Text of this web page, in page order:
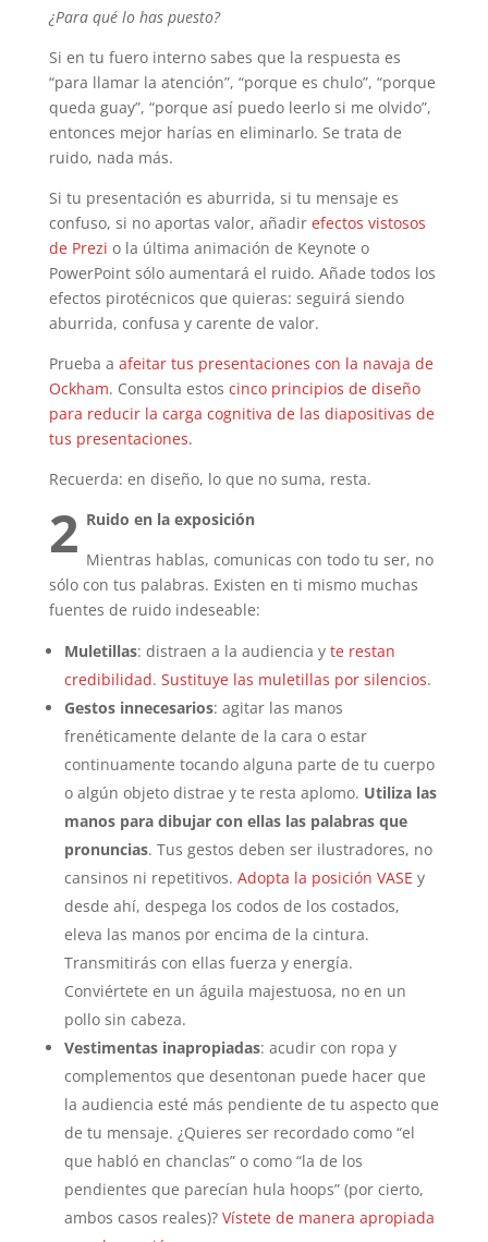
¿Para qué lo has puesto?
Si en tu fuero interno sabes que la respuesta es
“para llamar la atención”, “porque es chulo”, “porque
queda guay”, “porque así puedo leerlo si me olvido”,
entonces mejor harías en eliminarlo. Se trata de
ruido, nada más.
Si tu presentación es aburrida, si tu mensaje es
confuso, si no aportas valor, añadir efectos vistosos
de Prezi o la última animación de Keynote o
PowerPoint sólo aumentará el ruido. Añade todos los
efectos pirotécnicos que quieras: seguirá siendo
aburrida, confusa y carente de valor.
Prueba a afeitar tus presentaciones con la navaja de
Ockham. Consulta estos cinco principios de diseño
para reducir la carga cognitiva de las diapositivas de
tus presentaciones.
Recuerda: en diseño, lo que no suma, resta.
2 Ruido en la exposición
Mientras hablas, comunicas con todo tu ser, no
sólo con tus palabras. Existen en ti mismo muchas
fuentes de ruido indeseable:
Muletillas: distraen a la audiencia y te restan
credibilidad. Sustituye las muletillas por silencios.
Gestos innecesarios: agitar las manos
frenéticamente delante de la cara o estar
continuamente tocando alguna parte de tu cuerpo
o algún objeto distrae y te resta aplomo. Utiliza las
manos para dibujar con ellas las palabras que
pronuncias. Tus gestos deben ser ilustradores, no
cansinos ni repetitivos. Adopta la posición VASE y
desde ahí, despega los codos de los costados,
eleva las manos por encima de la cintura.
Transmitirás con ellas fuerza y energía.
Conviértete en un águila majestuosa, no en un
pollo sin cabeza.
Vestimentas inapropiadas: acudir con ropa y
complementos que desentonan puede hacer que
la audiencia esté más pendiente de tu aspecto que
de tu mensaje. ¿Quieres ser recordado como “el
que habló en chanclas” o como “la de los
pendientes que parecían hula hoops” (por cierto,
ambos casos reales)? Vístete de manera apropiada